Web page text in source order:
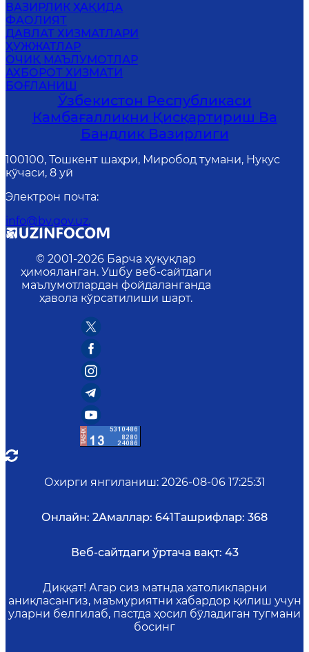
ВАЗИРЛИК ҲАҚИДА
ФАОЛИЯТ
ДАВЛАТ ХИЗМАТЛАРИ
ҲУЖЖАТЛАР
ОЧИҚ МАЪЛУМОТЛАР
АХБОРОТ ХИЗМАТИ
БОҒЛАНИШ
Ўзбекистон Республикаси
Камбағалликни Қисқартириш Ва
Бандлик Вазирлиги
100100, Тошкент шаҳри, Миробод тумани, Нукус
кўчаси, 8 уй
Электрон почта:
info@bv.gov.uz.
© 2001-2026 Барча ҳуқуқлар
ҳимояланган. Ушбу веб-сайтдаги
маълумотлардан фойдаланганда
ҳавола кўрсатилиши шарт.
Охирги янгиланиш: 2026-08-06 17:25:31
Онлайн: 2Амаллар: 641Ташрифлар: 368
Веб-сайтдаги ўртача вақт: 43
Диққат! Агар сиз матнда хатоликларни
аниқласангиз, маъмуриятни хабардор қилиш учун
уларни белгилаб, пастда ҳосил бўладиган тугмани
босинг